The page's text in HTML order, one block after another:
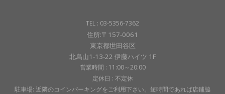
TEL : 03-5356-7362
住所:〒157-0061
東京都世田谷区
北烏山1-13-22 伊藤ハイツ 1F
営業時間 : 11:00～20:00
定休日 : 不定休
駐車場: 近隣のコインパーキングをご利用下さい。短時間であれば店鋪脇